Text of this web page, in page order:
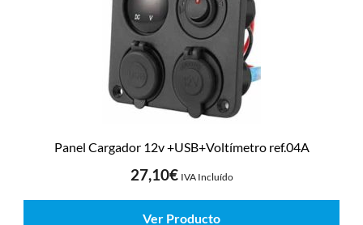
Panel Cargador 12v +USB+Voltímetro ref.04A
27,10€ IVA Incluído
Ver Producto